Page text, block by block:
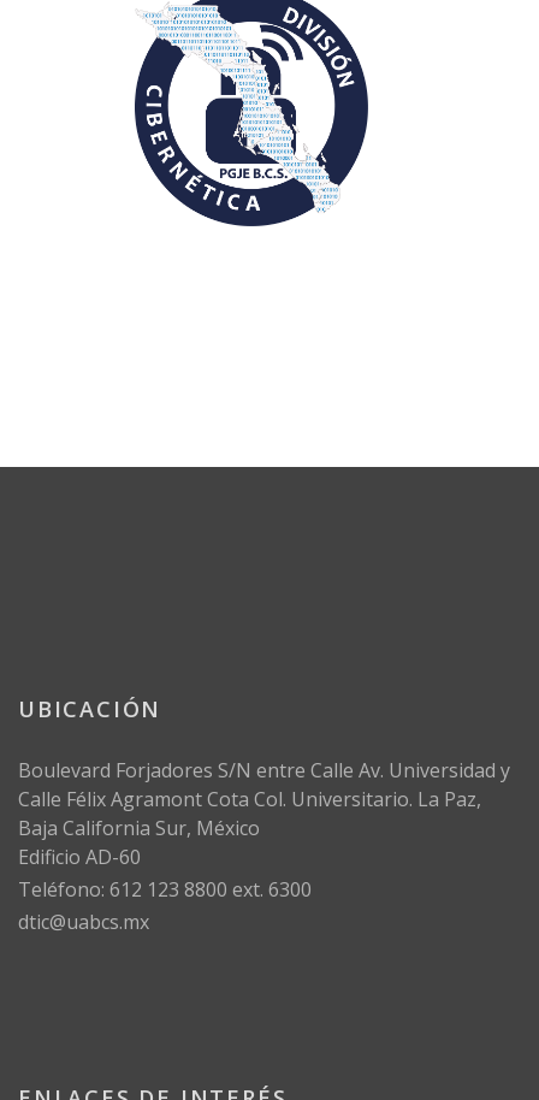
UBICACIÓN
Boulevard Forjadores S/N entre Calle Av. Universidad y
Calle Félix Agramont Cota Col. Universitario. La Paz,
Baja California Sur, México
Edificio AD-60
Teléfono: 612 123 8800 ext. 6300
dtic@uabcs.mx